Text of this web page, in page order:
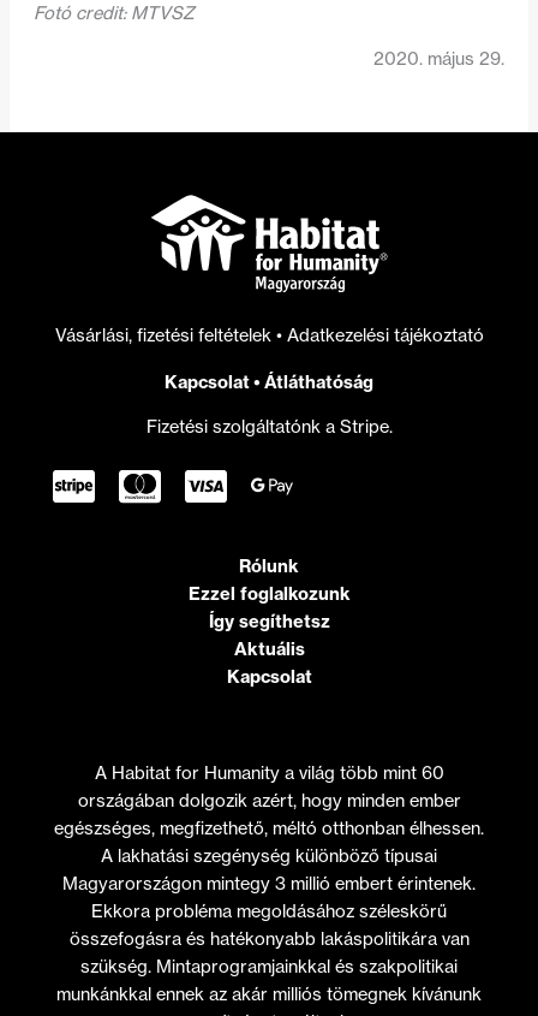
Fotó credit: MTVSZ
2020. május 29.
Vásárlási, fizetési feltételek • Adatkezelési tájékoztató
Kapcsolat• Átláthatóság
Fizetési szolgáltatónk a Stripe.
Rólunk
Ezzel foglalkozunk
Így segíthetsz
Aktuális
Kapcsolat
A Habitat for Humanity a világ több mint 60
országában dolgozik azért, hogy minden ember
egészséges, megfizethető, méltó otthonban élhessen.
A lakhatási szegénység különböző típusai
Magyarországon mintegy 3 millió embert érintenek.
Ekkora probléma megoldásához széleskörű
összefogásra és hatékonyabb lakáspolitikára van
szükség. Mintaprogramjainkkal és szakpolitikai
munkánkkal ennek az akár milliós tömegnek kívánunk